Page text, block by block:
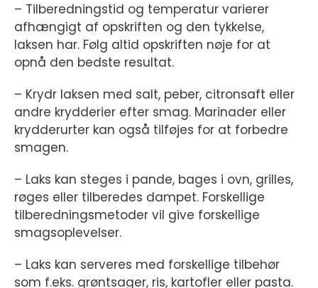
– Tilberedningstid og temperatur varierer
afhængigt af opskriften og den tykkelse,
laksen har. Følg altid opskriften nøje for at
opnå den bedste resultat.
– Krydr laksen med salt, peber, citronsaft eller
andre krydderier efter smag. Marinader eller
krydderurter kan også tilføjes for at forbedre
smagen.
– Laks kan steges i pande, bages i ovn, grilles,
røges eller tilberedes dampet. Forskellige
tilberedningsmetoder vil give forskellige
smagsoplevelser.
– Laks kan serveres med forskellige tilbehør
som f.eks. grøntsager, ris, kartofler eller pasta.